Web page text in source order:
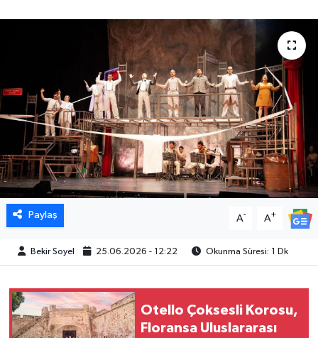
Paylaş A- A+
Bekir Soyel 25.06.2026 - 12:22 Okunma Süresi: 1 Dk
Otello Çoksesli Korosu,
Floransa Uluslararası